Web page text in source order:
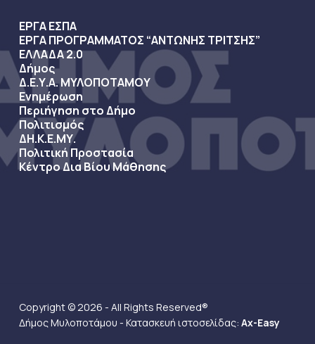
ΕΡΓΑ ΕΣΠΑ
ΕΡΓΑ ΠΡΟΓΡΑΜΜΑΤΟΣ “ΑΝΤΩΝΗΣ ΤΡΙΤΣΗΣ”
ΕΛΛΑΔΑ 2.0
Δήμος
Δ.Ε.Υ.Α. ΜΥΛΟΠΟΤΑΜΟΥ
Ενημέρωση
Περιήγηση στο Δήμο
Πολιτισμός
ΔΗ.Κ.Ε.ΜΥ.
Πολιτική Προστασία
Κέντρο Δια Βίου Μάθησης
Copyright © 2026 - All Rights Reserved®
Δήμος Μυλοποτάμου - Κατασκευή ιστοσελίδας: Ax-Easy